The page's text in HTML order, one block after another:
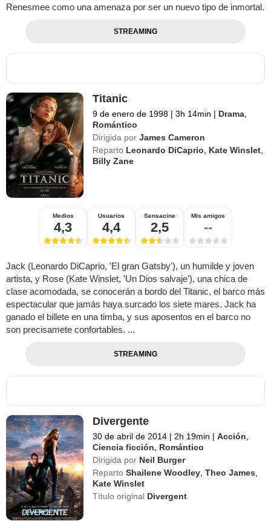
Renesmee como una amenaza por ser un nuevo tipo de inmortal.
STREAMING
Titanic
9 de enero de 1998 | 3h 14min | Drama
Romántico
Dirigida por James Cameron
Reparto Leonardo DiCaprio Kate Winslet
Billy Zane
Medios
4,3
Usuarios
4,4
Sensacine
2,5
Mis amigos
--
Jack (Leonardo DiCaprio, 'El gran Gatsby'), un humilde y joven
artista, y Rose (Kate Winslet, 'Un Dios salvaje'), una chica de
clase acomodada, se conocerán a bordo del Titanic, el barco más
espectacular que jamás haya surcado los siete mares. Jack ha
ganado el billete en una timba, y sus aposentos en el barco no
son precisamete confortables. ...
STREAMING
Divergente
30 de abril de 2014 | 2h 19min | Acción
Ciencia ficción
Romántico
Dirigida por Neil Burger
Reparto Shailene Woodley ,Theo James
Kate Winslet
Título original Divergent